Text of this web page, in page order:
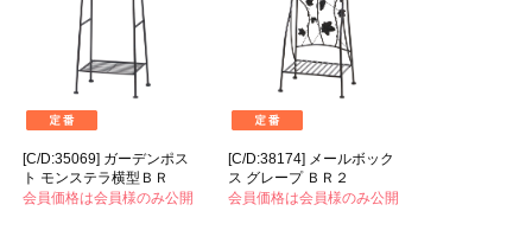
[C/D:35069] ガーデンポス
ト モンステラ横型ＢＲ
会員価格は会員様のみ公開
[C/D:38174] メールボック
ス グレープ ＢＲ２
会員価格は会員様のみ公開